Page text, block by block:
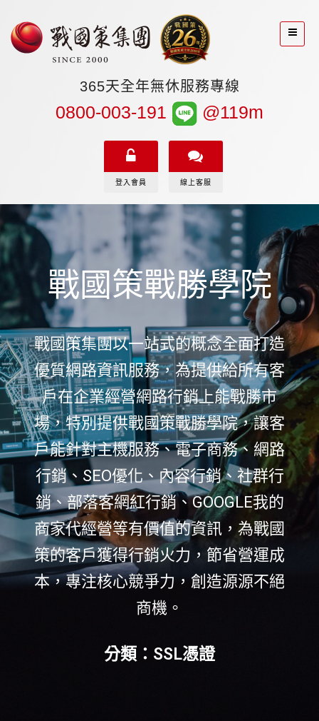
365天全年無休服務專線
0800-003-191 @119m
登入會員 線上客服
戰國策戰勝學院
戰國策集團以一站式的概念全面打造
優質網路資訊服務，為提供給所有客
戶在企業經營網路行銷上能戰勝市
場，特別提供戰國策戰勝學院，讓客
戶能針對主機服務、電子商務、網路
行銷、SEO優化、內容行銷、社群行
銷、部落客網紅行銷、GOOGLE我的
商家代經營等有價值的資訊，為戰國
策的客戶獲得行銷火力，節省營運成
本，專注核心競爭力，創造源源不絕
商機。
分類：SSL憑證